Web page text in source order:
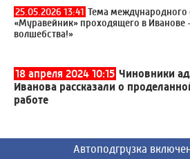
25.05.2026 13:41 Тема международного
«Муравейник» проходящего в Иванове
волшебства!»
18 апреля 2024 10:15 Чиновники
Иванова рассказали о
работе
Автоподгрузка
Автоподгрузка
Автоподгрузка
Автоподгрузка
Автоподгрузка
Автоподгрузка
Автоподгрузка
Автоподгрузка